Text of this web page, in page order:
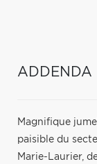
ADDENDA
Magnifique
paisible du
Marie-Laurier,